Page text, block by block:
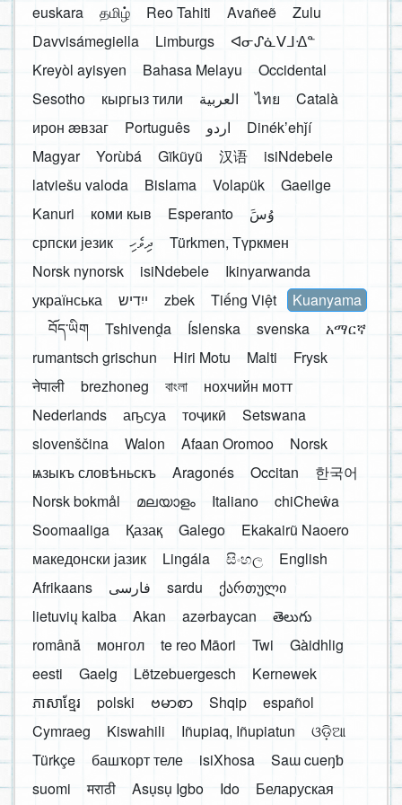
euskara
தமிழ் Reo Tahiti Avañeẽ
Zulu
Davvisámegiella
Limburgs
ᐊᓂᔑᓈᐯᒧᐎᓐ
Kreyòl ayisyen
Bahasa Melayu
Occidental
Sesotho
кыргыз тили العربية ไทย
Català
ирон æвзаг
Português اردو
Dinékʼehǰí
Magyar
Yorùbá Gĩkũyũ 汉语
isiNdebele
latviešu valoda
Bislama Volapük
Gaeilge
Kanuri
коми кыв Esperanto
َوُسَ
српски језик
ދިވެހި
Türkmen, Түркмен
Norsk nynorsk
isiNdebele
Ikinyarwanda
українська
ייִדיש zbek Tiếng Việt
Kuanyama
བོད་ཡིག
Tshivenḓa Íslenska svenska
አማርኛ
rumantsch grischun
Hiri Motu Malti
Frysk
नेपाली
brezhoneg বাংলা
нохчийн мотт
Nederlands
аҧсуа тоҷикӣ
Setswana
slovenščina
Walon Afaan Oromoo
Norsk
ѩзыкъ словѣньскъ
Aragonés Occitan
한국어
Norsk bokmål
മലയാളം Italiano
chiCheŵa
Soomaaliga
Қазақ Galego
Ekakairũ Naoero
македонски јазик
Lingála සිංහල
English
Afrikaans
فارسی sardu
ქართული
lietuvių kalba
Akan azərbaycan
తెలుగు
română
монгол te reo Māori Twi
Gàidhlig
eesti
Gaelg Lëtzebuergesch
Kernewek
ភាសាខ្មែរ
polski ဗမာစာ Shqip
español
Cymraeg
Kiswahili Iñupiaq, Iñupiatun
ଓଡ଼ିଆ
Türkçe
башҡорт теле isiXhosa
Saɯ cueŋƅ
suomi
मराठी Asụsụ Igbo Ido
Беларуская